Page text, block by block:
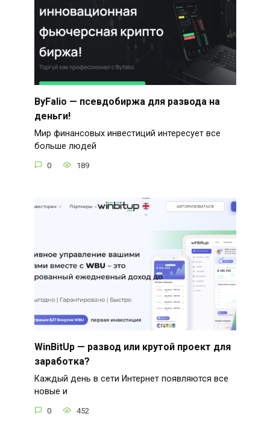
ByFalio — псевдобиржа для развода на
деньги!
Мир финансовых инвестиций интересует все
больше людей
0 189
WinBitUp — развод или крутой проект для
заработка?
Каждый день в сети Интернет появляются все
новые и
0 452